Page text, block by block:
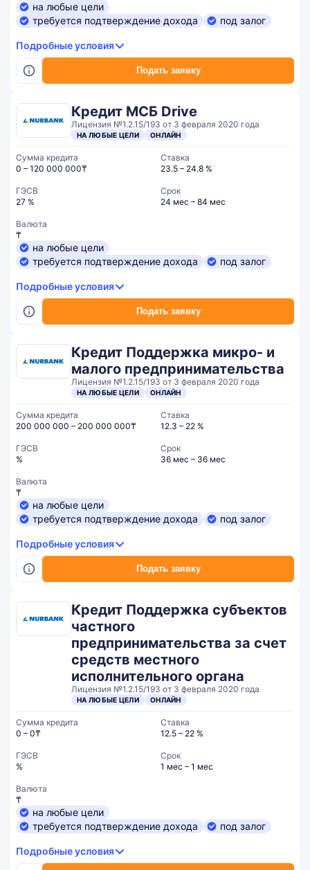
Подать заявку
на любые цели
требуется подтверждение дохода
под залог
Подробные условия
Кредит МСБ Drive
Лицензия №1.2.15/193 от 3 февраля 2020 года
НА ЛЮБЫЕ ЦЕЛИ ОНЛАЙН
Подать заявку
Сумма кредита
0 – 120 000 000₸
Ставка
23.5 – 24.8 %
ГЭСВ
27 %
Срок
24 мес – 84 мес
Валюта
₸
на любые цели
требуется подтверждение дохода
под залог
Подробные условия
Кредит Поддержка микро- и
малого предпринимательства
Лицензия №1.2.15/193 от 3 февраля 2020 года
НА ЛЮБЫЕ ЦЕЛИ ОНЛАЙН
Подать заявку
Сумма кредита
200 000 000 – 200 000 000₸
Ставка
12.3 – 22 %
ГЭСВ
%
Срок
36 мес – 36 мес
Валюта
₸
на любые цели
требуется подтверждение дохода
под залог
Подробные условия
Кредит Поддержка субъектов
частного
предпринимательства за счет
средств местного
исполнительного органа
Лицензия №1.2.15/193 от 3 февраля 2020 года
НА ЛЮБЫЕ ЦЕЛИ ОНЛАЙН
Сумма кредита
0 – 0₸
Ставка
12.5 – 22 %
ГЭСВ
%
Срок
1 мес – 1 мес
Валюта
₸
на любые цели
требуется подтверждение дохода
под залог
Подробные условия